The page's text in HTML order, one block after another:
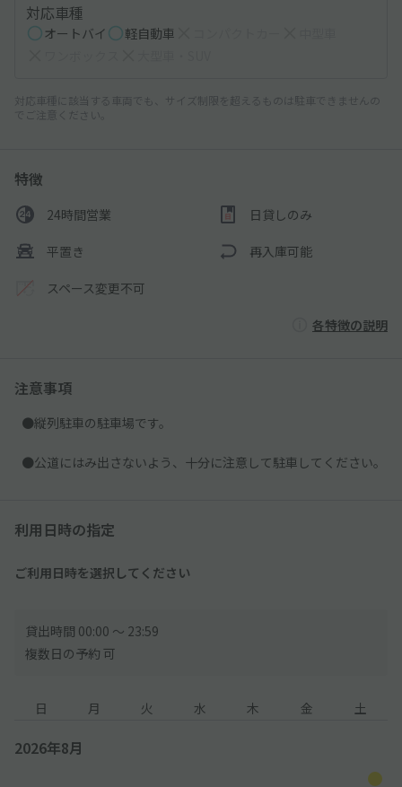
対応車種
オートバイ 軽自動車
対応車種に該当する車両でも、サイズ制限を超えるものは駐車できませんの
でご注意ください。
特徴
24時間営業 日貸しのみ
平置き 再入庫可能
スペース変更不可
各特徴の説明
注意事項
●縦列駐車の駐車場です。
●公道にはみ出さないよう、十分に注意して駐車してください。
利用日時の指定
ご利用日時を選択してください
貸出時間 00:00 〜 23:59
複数日の予約 可
日 月 火 水 木 金 土
2026年8月